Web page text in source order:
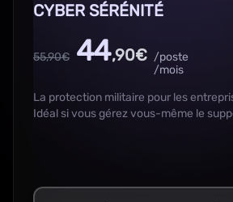
CYBER SÉRÉNITÉ
55,90€ 44,90€ /poste
/mois
La protection militaire pour les
Idéal si vous gérez vous-même le